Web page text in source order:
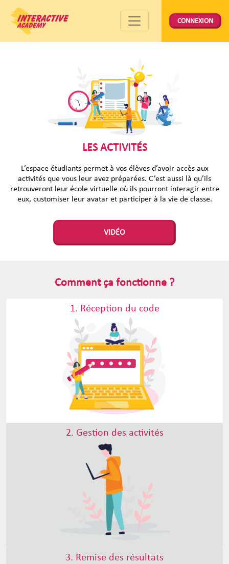
CONNEXION
LES ACTIVITÉS
L’espace étudiants permet à vos élèves d’avoir accès aux
activités que vous leur avez préparées. C’est aussi là qu’ils
retrouveront leur école virtuelle où ils pourront interagir entre
eux, customiser leur avatar et participer à la vie de classe.
VIDÉO
Comment ça fonctionne ?
1. Réception du code
2. Gestion des activités
3. Remise des résultats